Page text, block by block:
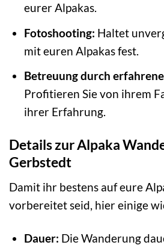
eurer Alpakas.
Fotoshooting: Haltet
mit euren Alpakas fest.
Betreuung durch
Profitieren Sie von ihrem
ihrer Erfahrung.
Details zur Alpaka
Gerbstedt
Damit ihr bestens auf eure
vorbereitet seid, hier einige
Dauer: Die Wanderung